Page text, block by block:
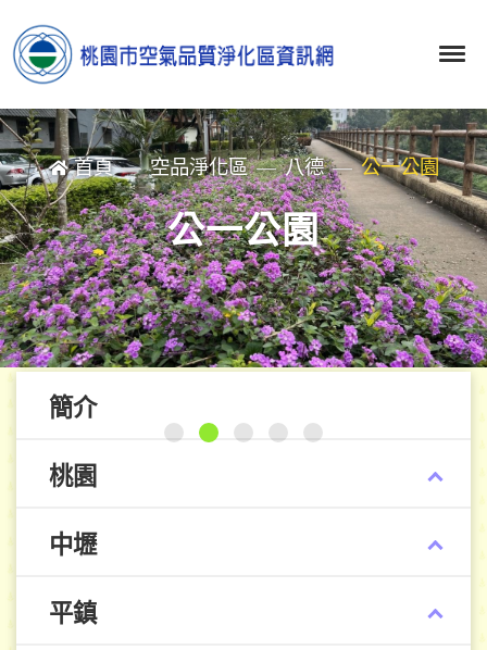
首頁 空品淨化區 八德 公一公園
公一公園
簡介
桃園
中壢
平鎮